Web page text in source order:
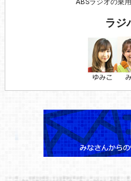
ABSラジオの乗
ラジ